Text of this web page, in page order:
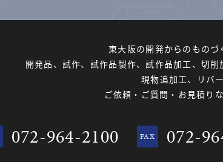
東大阪の開発からのものづ
開発品、試作、試作品製作、試作品加工、切
現物追加工、リバ
ご依頼・ご質問・お見積り
072-964-2100 FAX 072-